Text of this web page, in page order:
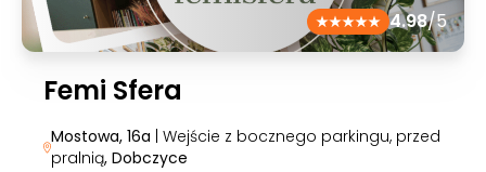
4.98/5
Femi Sfera
Mostowa, 16a | Wejście z bocznego parkingu, przed
pralnią, Dobczyce